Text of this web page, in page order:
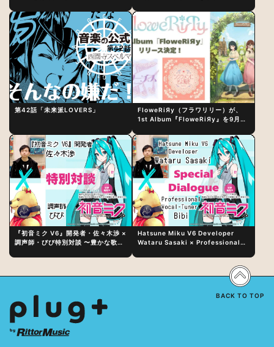
制作秘話
第42話「未来派LOVERS」
FloweRiЯy（フラワリリー）が、
1st Album『FloweRiЯy』を9月23
『初音ミク V6』開発者・佐々木渉 ×
調声師・びび特別対談 〜豊かな歌声
Hatsune Miku V6 Developer
Wataru Sasaki × Professional
Vocal Expression Lies in “Love
for the singing characters” and
BACK TO TOP